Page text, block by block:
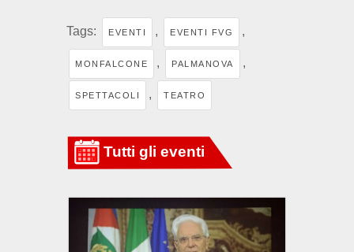
Tags: EVENTI , EVENTI FVG ,
MONFALCONE , PALMANOVA ,
SPETTACOLI , TEATRO